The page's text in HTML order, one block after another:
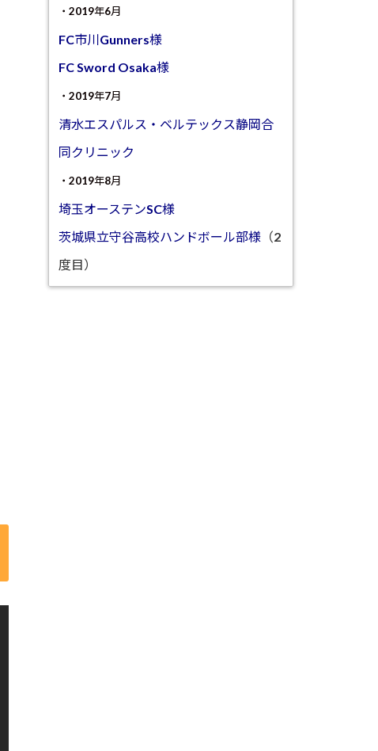
・2019年6月
FC市川Gunners様
FC Sword Osaka様
・2019年7月
清水エスパルス・ベルテックス静岡合
同クリニック
・2019年8月
埼玉オーステンSC様
茨城県立守谷高校ハンドボール部様 （2
度目）